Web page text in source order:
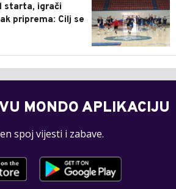
starta, igrači
priprema: Cilj se
MONDO APLIKACIJU
spoj vijesti i zabave.